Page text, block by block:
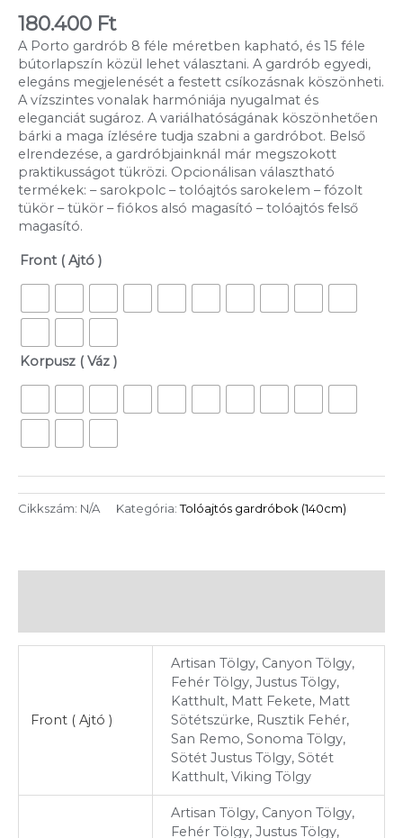
180.400 Ft
A Porto gardrób 8 féle méretben kapható, és 15 féle
bútorlapszín közül lehet választani. A gardrób egyedi,
elegáns megjelenését a festett csíkozásnak köszönheti.
A vízszintes vonalak harmóniája nyugalmat és
eleganciát sugároz. A variálhatóságának köszönhetően
bárki a maga ízlésére tudja szabni a gardróbot. Belső
elrendezése, a gardróbjainknál már megszokott
praktikusságot tükrözi. Opcionálisan választható
termékek: – sarokpolc – tolóajtós sarokelem – fózolt
tükör – tükör – fiókos alsó magasító – tolóajtós felső
magasító.
Front ( Ajtó )
Korpusz ( Váz )
Cikkszám: N/A Kategória:Tolóajtós gardróbok (140cm)
Front ( Ajtó )
Artisan Tölgy, Canyon Tölgy,
Fehér Tölgy, Justus Tölgy,
Katthult, Matt Fekete, Matt
Sötétszürke, Rusztik Fehér,
San Remo, Sonoma Tölgy,
Sötét Justus Tölgy, Sötét
Katthult, Viking Tölgy
Artisan Tölgy, Canyon Tölgy,
Fehér Tölgy, Justus Tölgy,